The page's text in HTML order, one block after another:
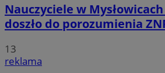
Nauczyciele w
doszło do porozumienia
13
reklama